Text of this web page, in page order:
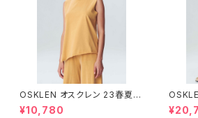
OSKLEN オスクレン 23春夏 ト
ップス 1027-67292
¥10,780
OSKLEN オスクレン
ボトム